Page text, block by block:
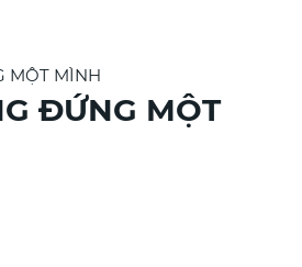
ĐỨNG MỘT